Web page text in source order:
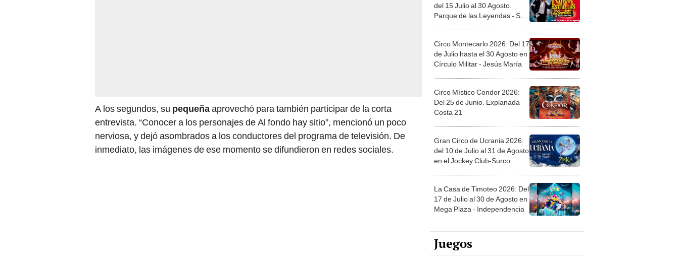
A los segundos, su pequeñaaprovechó para también participar de la corta
entrevista. “Conocer a los personajes de Al fondo hay sitio”, mencionó un poco
nerviosa, y dejó asombrados a los conductores del programa de televisión. De
inmediato, las imágenes de ese momento se difundieron en redes sociales.
del 15 Julio al 30 Agosto.
Parque de las Leyendas - San
Circo Montecarlo 2026: Del 17
de Julio hasta el 30 Agosto en
Círculo Militar - Jesús María
Circo Místico Condor 2026:
Del 25 de Junio. Explanada
Costa 21
Gran Circo de Ucrania 2026:
del 10 de Julio al 31 de Agosto
en el Jockey Club-Surco
La Casa de Timoteo 2026: Del
17 de Julio al 30 de Agosto en
Mega Plaza - Independencia
Juegos